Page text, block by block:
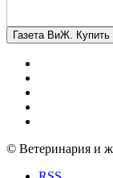
Газета ВиЖ. Купить
© Ветеринария и